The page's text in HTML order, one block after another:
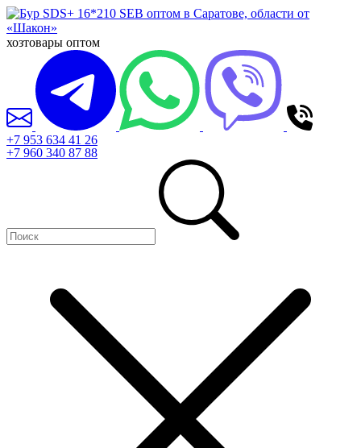
хозтовары оптом
+7 953 634 41 26
+7 960 340 87 88